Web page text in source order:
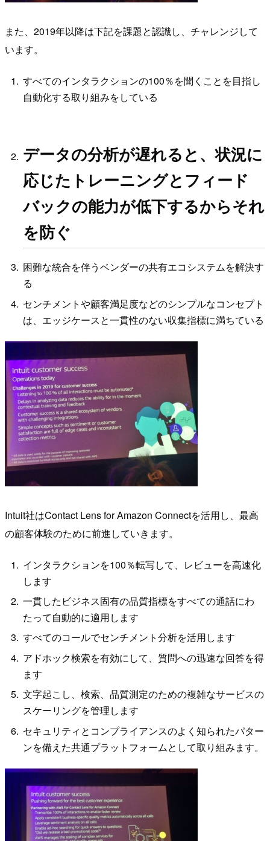
また、2019年以降は下記を課題と認識し、チャレンジして
います。
すべてのインタラクションの100％を聞くことを目指し
自動化する取り組みをしている
データの分析が遅れると、状況に
応じたトレーニングとフィード
バックの能力が低下するからそれ
を防ぐ
困難な統合を伴うベンダーの共有エコシステムを解決す
る
センチメントや顧客満足度などのシンプルなコンセプト
は、エッジケースと一貫性のない収集指標に満ちている
Intuit社はContact Lens for Amazon Connectを活用し、最高
の顧客体験のために前進していきます。
インタラクションを100％転写して、レビューを高速化
します
一貫したビジネス固有の品質指標をすべての通話にわ
たって自動的に適用します
すべてのコールでセンチメント分析を活用します
アドホック検索を有効にして、質問への迅速な回答を得
ます
文字起こし、検索、品質測定のための複雑なサービスの
スケーリングを管理します
セキュリティとコンプライアンスのよく知られたパター
ンを備えた共通プラットフォームとして取り組みます。